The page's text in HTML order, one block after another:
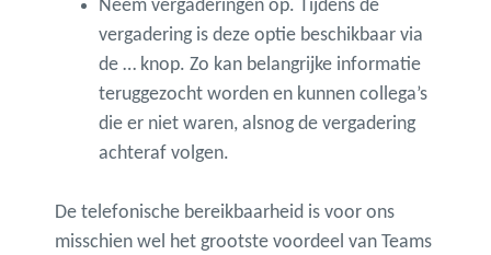
Neem vergaderingen op. Tijdens de
vergadering is deze optie beschikbaar via
de … knop. Zo kan belangrijke informatie
teruggezocht worden en kunnen collega’s
die er niet waren, alsnog de vergadering
achteraf volgen.
De telefonische bereikbaarheid is voor ons
misschien wel het grootste voordeel van Teams